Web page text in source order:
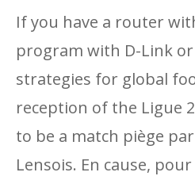
If you have a router
program with D-Link
strategies for global
reception of the Ligue
to be a match piège
Lensois. En cause,